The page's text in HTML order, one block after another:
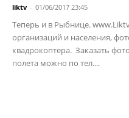
liktv - 01/06/2017 23:45
Теперь и в Рыбнице.
организаций и населения,
квадрокоптера. Заказать
полета можно по тел....